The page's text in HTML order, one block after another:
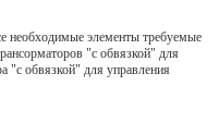
необходимые элементы требуемые
"с обвязкой" для
"с обвязкой" для управления